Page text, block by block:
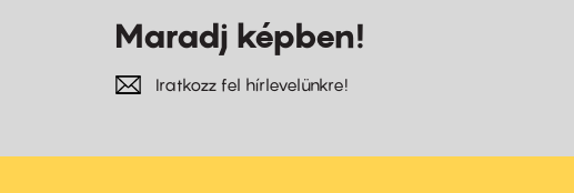
Maradj képben!
Iratkozz fel hírlevelünkre!